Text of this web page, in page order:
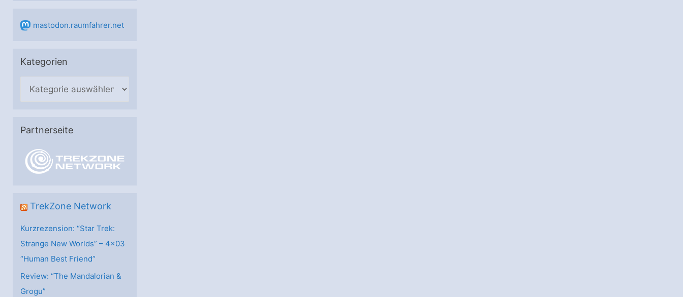
mastodon.raumfahrer.net
Kategorien
e
e
Partnerseite
TrekZone Network
Kurzrezension: “Star Trek:
Strange New Worlds” – 4×03
“Human Best Friend”
Review: “The Mandalorian &
Grogu”